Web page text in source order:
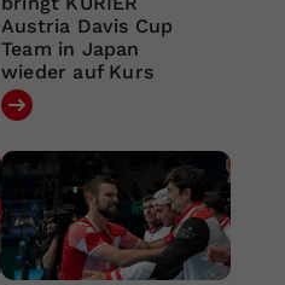
Austria Davis Cup
Team in Japan
wieder auf Kurs